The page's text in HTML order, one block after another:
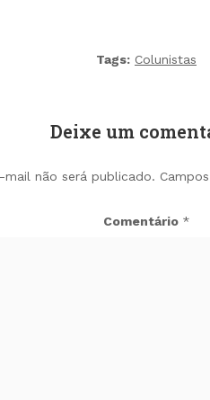
Tags: Colunistas
Deixe um
mail não será publicado.
Comentário *